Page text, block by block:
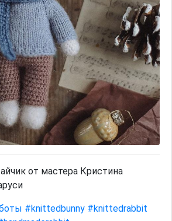
от мастера Кристина
#knittedbunny #knittedrabbit